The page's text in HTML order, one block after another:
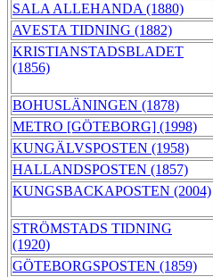
SALA ALLEHANDA (1880)
AVESTA TIDNING (1882)
KRISTIANSTADSBLADET
(1856)
BOHUSLÄNINGEN (1878)
METRO [GÖTEBORG] (1998)
KUNGÄLVSPOSTEN (1958)
HALLANDSPOSTEN (1857)
KUNGSBACKAPOSTEN (2004)
STRÖMSTADS TIDNING
(1920)
GÖTEBORGSPOSTEN (1859)